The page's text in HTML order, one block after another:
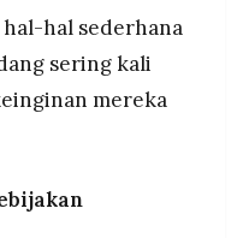
hal sederhana
sering kali
mereka